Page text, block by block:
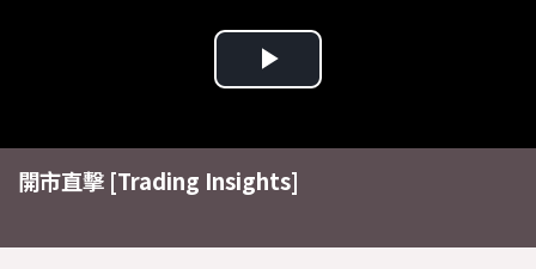
Play
Video
開市直擊 [Trading Insights]